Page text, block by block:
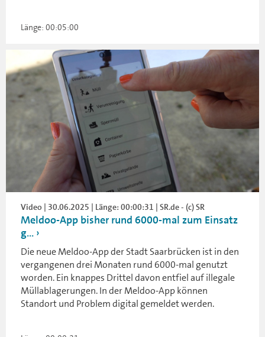
Länge: 00:05:00
Video | 30.06.2025 | Länge: 00:00:31 | SR.de - (c) SR
Meldoo-App bisher rund 6000-mal zum Einsatz
g...
Die neue Meldoo-App der Stadt Saarbrücken ist in den
vergangenen drei Monaten rund 6000-mal genutzt
worden. Ein knappes Drittel davon entfiel auf illegale
Müllablagerungen. In der Meldoo-App können
Standort und Problem digital gemeldet werden.